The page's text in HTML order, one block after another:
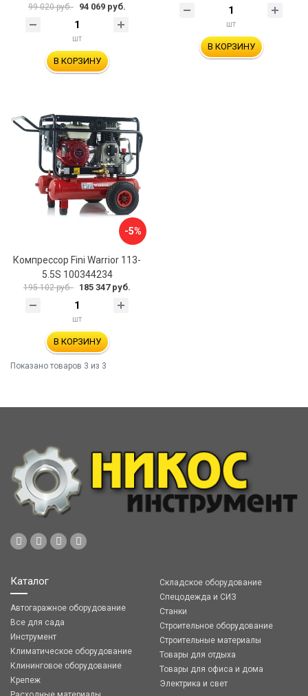
99 020 руб. 94 069 руб.
шт
В КОРЗИНУ
шт
В КОРЗИНУ
-5%
Компрессор Fini Warrior 113-
5.5S 100344234
195 102 руб. 185 347 руб.
шт
В КОРЗИНУ
Показано товаров 3 из 3
Каталог
Автогаражное оборудование
Все для сада
Инструмент
Климатическое оборудование
Клининговое оборудование
Крепеж
Складское оборудование
Спецодежда и СИЗ
Станки
Строительное оборудование
Строительные материалы
Товары для отдыха
Товары для офиса и дома
Электрика и свет